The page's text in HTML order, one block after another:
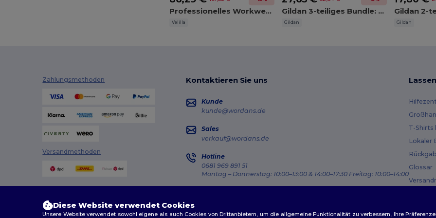
Professionelles Workwear-Set
Velilla
Gildan 3-teiliges Bundle: Kapuzenpullover 18500 + Sweatshirt 18000 + T-Shirt 5000
Gildan Gildan
Zahlungsmethoden
Versandmethoden
Kontaktieren Sie uns
Kunde
kunde@wordans.de
Sales
verkauf@wordans.de
Hotline
0681 969 891 51
Montag – Donnerstag: 10:00–13:00 & 14:00–17:30 Freitag: 10:00–14:00
T-Shirts
Lokaler
Glossar
Diese Website verwendet Cookies
Unsere Website verwendet sowohl eigene als auch Cookies von Drittanbietern, um die allgemeine Funktionalität zu verbessern, Ihre